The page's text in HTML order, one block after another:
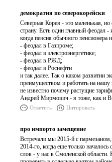
демократия по северокорейски
Северная Корея - это маленькая,
страну. Есть один главный феодал
когда пенсия обычного пенсионера
- феодал в Газпроме;
- феодал в электроэнергетике;
- феодал в РЖД;
- феодал в Роснефти
и так далее. Так о каком развитии
преимуществом и работать на
не известно почему растущие
Андрей Мирмович - я тоже, как и
Ответить Цитировать
про импорто замещение
Встречали мы 2015-й с
2014-го, когда еще только
слов - у нас в Смоленской области.